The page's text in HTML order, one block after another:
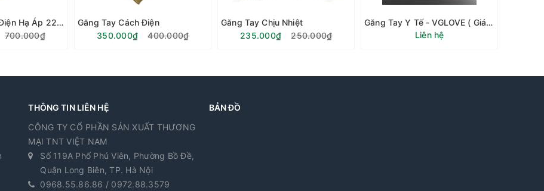
Găng Tay Cách Điện Hạ Áp 22kv
700.000₫
Găng Tay Cách Điện
350.000₫
400.000₫
Găng Tay Chịu Nhiệt
235.000₫
250.000₫
Găng Tay Y Tế - VGLOVE ( Giá 1 hộp/ 50 đôi )
Liên hệ
THÔNG TIN LIÊN HỆ
CÔNG TY CỔ PHẦN SẢN XUẤT THƯƠNG
MẠI TNT VIỆT NAM
Số 119A Phố Phú Viên, Phường Bồ Đề,
Quận Long Biên, TP. Hà Nội
0968.55.86.86 / 0972.88.3579
BẢN ĐỒ